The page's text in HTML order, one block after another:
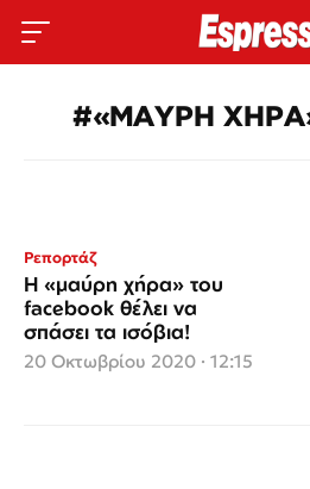
#«ΜΑΥΡΗ
Ρεπορτάζ
Η «μαύρη χήρα» του
facebook θέλει να
σπάσει τα ισόβια!
20 Οκτωβρίου 2020 · 12:15